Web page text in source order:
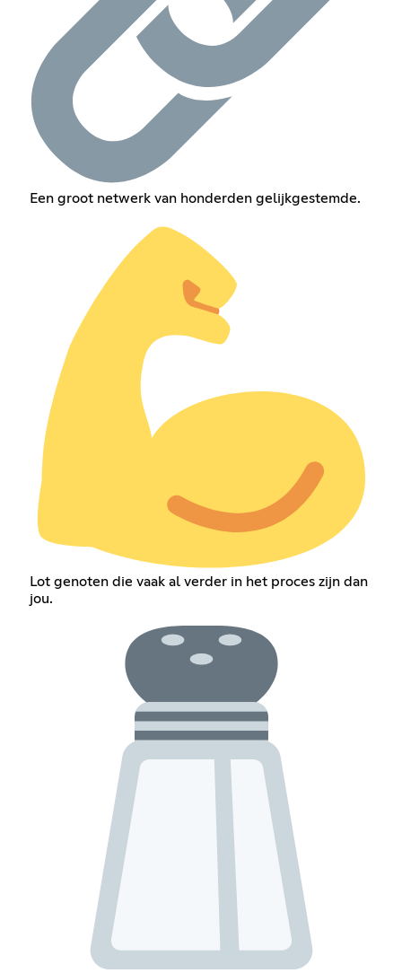
Een groot netwerk van honderden gelijkgestemde.
Lot genoten die vaak al verder in het proces zijn dan
jou.